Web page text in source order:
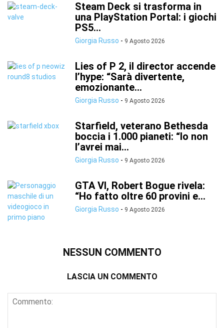
Steam Deck si trasforma in
una PlayStation Portal: i giochi
PS5...
Giorgia Russo - 9 Agosto 2026
Lies of P 2, il director accende
l’hype: “Sarà divertente,
emozionante...
Giorgia Russo - 9 Agosto 2026
Starfield, veterano Bethesda
boccia i 1.000 pianeti: “Io non
l’avrei mai...
Giorgia Russo - 9 Agosto 2026
GTA VI, Robert Bogue rivela:
“Ho fatto oltre 60 provini e...
Giorgia Russo - 9 Agosto 2026
NESSUN COMMENTO
LASCIA UN COMMENTO